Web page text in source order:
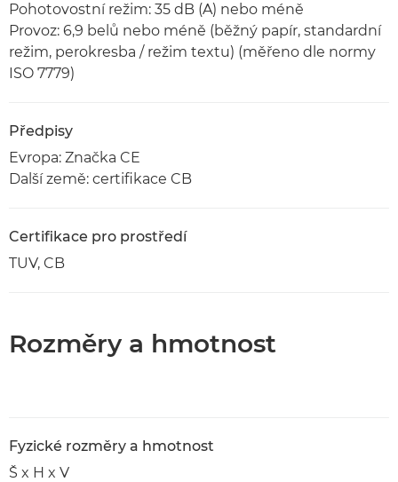
Pohotovostní režim: 35 dB (A) nebo méně
Provoz: 6,9 belů nebo méně (běžný papír, standardní
režim, perokresba / režim textu) (měřeno dle normy
ISO 7779)
Předpisy
Evropa: Značka CE
Další země: certifikace CB
Certifikace pro prostředí
TUV, CB
Rozměry a hmotnost
Fyzické rozměry a hmotnost
Š x H x V